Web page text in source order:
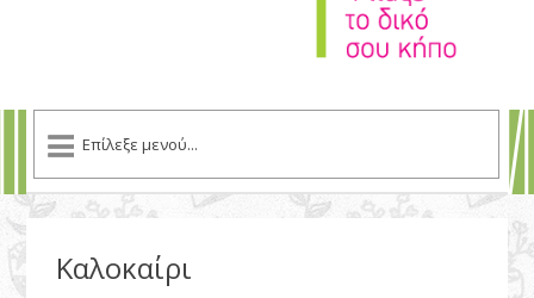
Καλοκαίρι